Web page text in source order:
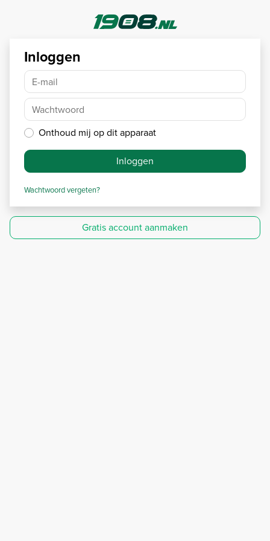
Inloggen
E-mail
Wachtwoord
Onthoud mij op dit apparaat
Inloggen
Wachtwoord vergeten?
Gratis account aanmaken